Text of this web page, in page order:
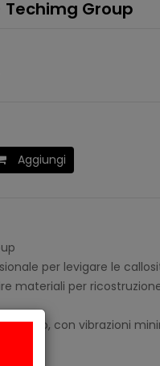
Techimg Group
Aggiungi
per levigare le
materiali per
taglio, con vibrazioni